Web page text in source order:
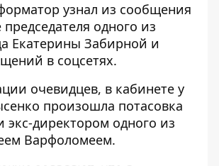
узнал из сообщения
одного из
Екатерины Забирной и
в соцсетях.
очевидцев, в кабинете у
произошла потасовка
директором одного из
Варфоломеем.